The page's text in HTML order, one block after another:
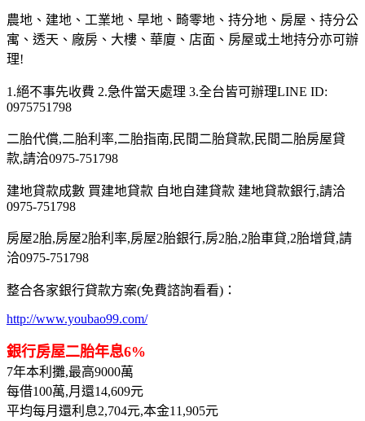
農地、建地、工業地、旱地、畸零地、持分地、房屋、持分公
寓、透天、廠房、大樓、華廈、店面、房屋或土地持分亦可辦
理!
1.絕不事先收費 2.急件當天處理 3.全台皆可辦理LINE ID:
0975751798
二胎代償,二胎利率,二胎指南,民間二胎貸款,民間二胎房屋貸
款,請洽0975-751798
建地貸款成數 買建地貸款 自地自建貸款 建地貸款銀行,請洽
0975-751798
房屋2胎,房屋2胎利率,房屋2胎銀行,房2胎,2胎車貸,2胎增貸,請
洽0975-751798
整合各家銀行貸款方案(免費諮詢看看)：
http://www.youbao99.com/
銀行房屋二胎年息6%
7年本利攤,最高9000萬
每借100萬,月還14,609元
平均每月還利息2,704元,本金11,905元